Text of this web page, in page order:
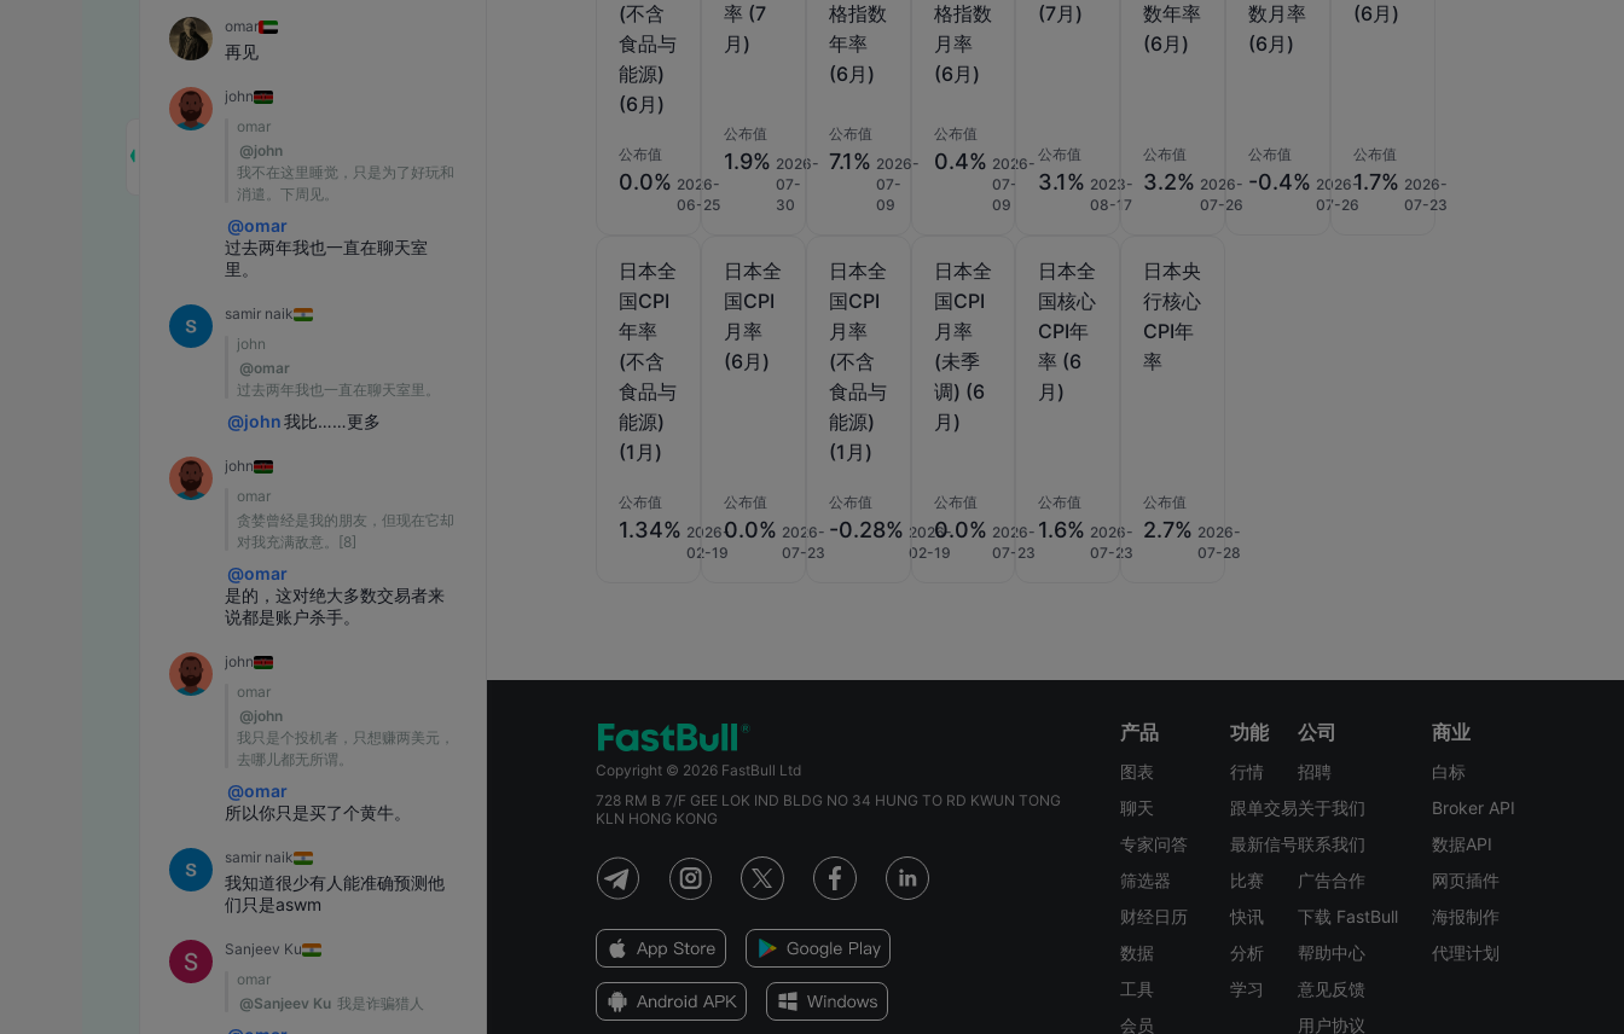
(不含
食品与
能源)
(6月)
公布值
0.0% 2026-
06-25
率 (7
月)
公布值
1.9% 2026-
07-
30
格指数
年率
(6月)
公布值
7.1% 2026-
07-
09
格指数
月率
(6月)
公布值
0.4% 2026-
07-
09
(7月)
公布值
3.1% 2023-
08-17
数年率
(6月)
公布值
3.2% 2026-
07-26
数月率
(6月)
公布值
-0.4% 2026-
07-26
(6月)
公布值
1.7% 2026-
07-23
日本全
国CPI
年率
(不含
食品与
能源)
(1月)
公布值
1.34% 2026-
02-19
日本全
国CPI
月率
(6月)
公布值
0.0% 2026-
07-23
日本全
国CPI
月率
(不含
食品与
能源)
(1月)
公布值
-0.28% 2026-
02-19
日本全
国CPI
月率
(未季
调) (6
月)
公布值
0.0% 2026-
07-23
日本全
国核心
CPI年
率 (6
月)
公布值
1.6% 2026-
07-23
日本央
行核心
CPI年
率
公布值
2.7% 2026-
07-28
Copyright © 2026 FastBull Ltd
728 RM B 7/F GEE LOK IND BLDG NO 34 HUNG TO RD KWUN TONG
KLN HONG KONG
产品
图表
聊天
专家问答
筛选器
财经日历
数据
工具
会员
功能
行情
跟单交易
最新信号
比赛
快讯
分析
学习
公司
招聘
关于我们
联系我们
广告合作
下载 FastBull
帮助中心
意见反馈
用户协议
商业
白标
Broker API
数据API
网页插件
海报制作
代理计划